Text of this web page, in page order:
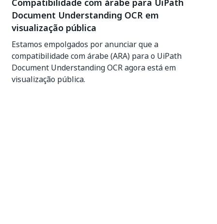
Compatibilidade com árabe para UiPath
Document Understanding OCR em
visualização pública
Estamos empolgados por anunciar que a
compatibilidade com árabe (ARA) para o UiPath
Document Understanding OCR agora está em
visualização pública.